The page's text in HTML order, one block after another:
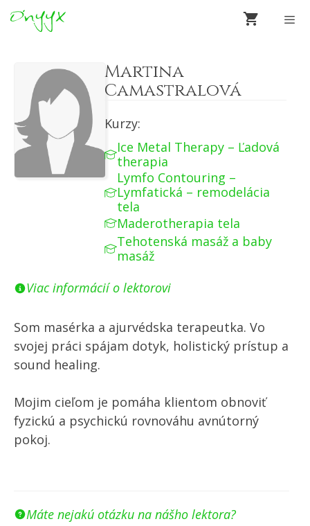
Preskočiť
na
Martina
Camastralová
Kurzy:
Ice Metal Therapy – Ľadová
therapia
Lymfo Contouring –
Lymfatická – remodelácia
tela
Maderotherapia tela
Tehotenská masáž a baby
masáž
Viac informácií o lektorovi
Som masérka a ajurvédska terapeutka. Vo
svojej práci spájam dotyk, holistický prístup a
sound healing.
Mojim cieľom je pomáha klientom obnoviť
fyzickú a psychickú rovnováhu avnútorný
pokoj.
Máte nejakú otázku na nášho lektora?